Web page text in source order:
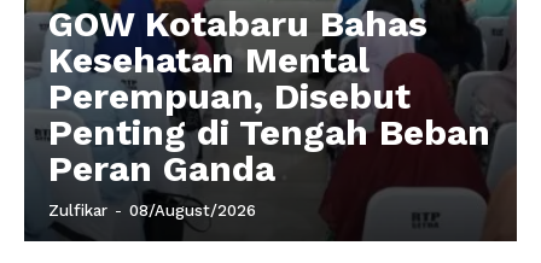
GOW Kotabaru Bahas
Kesehatan Mental
Perempuan, Disebut
Penting di Tengah Beban
Peran Ganda
Zulfikar - 08/August/2026